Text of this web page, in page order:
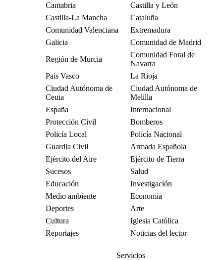
Cantabria
Castilla y León
Castilla-La Mancha
Cataluña
Comunidad Valenciana
Extremadura
Galicia
Comunidad de Madrid
Región de Murcia
Comunidad Foral de
Navarra
País Vasco
La Rioja
Ciudad Autónoma de
Ceuta
Ciudad Autónoma de
Melilla
España
Internacional
Protección Civil
Bomberos
Policía Local
Policía Nacional
Guardia Civil
Armada Española
Ejército del Aire
Ejército de Tierra
Sucesos
Salud
Educación
Investigación
Medio ambiente
Economía
Deportes
Arte
Cultura
Iglesia Católica
Reportajes
Noticias del lector
Servicios